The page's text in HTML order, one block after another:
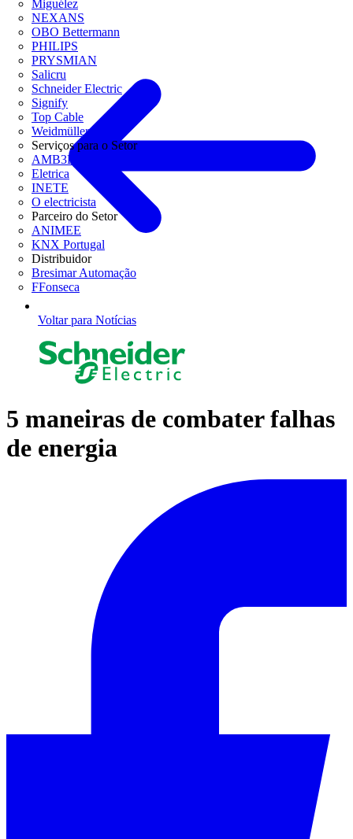
Miguélez
NEXANS
OBO Bettermann
PHILIPS
PRYSMIAN
Salicru
Schneider Electric
Signify
Top Cable
Weidmüller
Serviços para o Setor
AMB3E
Eletrica
INETE
O electricista
Parceiro do Setor
ANIMEE
KNX Portugal
Distribuidor
Bresimar Automação
FFonseca
Voltar para Notícias
5 maneiras de combater falhas
de energia